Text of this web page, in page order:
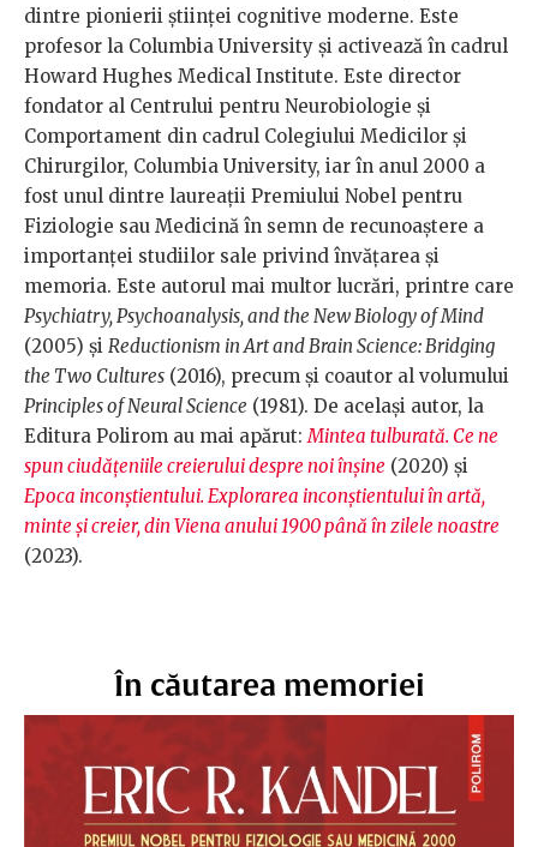
dintre pionierii științei cognitive moderne. Este
profesor la Columbia University și activează în cadrul
Howard Hughes Medical Institute. Este director
fondator al Centrului pentru Neurobiologie și
Comportament din cadrul Colegiului Medicilor și
Chirurgilor, Columbia University, iar în anul 2000 a
fost unul dintre laureații Premiului Nobel pentru
Fiziologie sau Medicină în semn de recunoaștere a
importanței studiilor sale privind învățarea și
memoria. Este autorul mai multor lucrări, printre care
Psychiatry, Psychoanalysis, and the New Biology of Mind
(2005) și Reductionism in Art and Brain Science: Bridging
the Two Cultures (2016), precum și coautor al volumului
Principles of Neural Science (1981). De același autor, la
Editura Polirom au mai apărut:Mintea tulburată. Ce ne
spun ciudățeniile creierului despre noi înșine (2020) și
Epoca inconștientului. Explorarea inconștientului în artă,
minte și creier, din Viena anului 1900 până în zilele noastre
(2023).
În căutarea memoriei